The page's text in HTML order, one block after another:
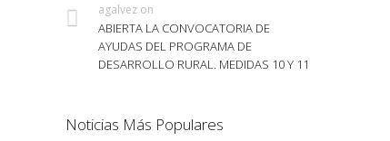
agalvezon
ABIERTA LA CONVOCATORIA DE
AYUDAS DEL PROGRAMA DE
DESARROLLO RURAL. MEDIDAS 10 Y 11
Noticias Más Populares